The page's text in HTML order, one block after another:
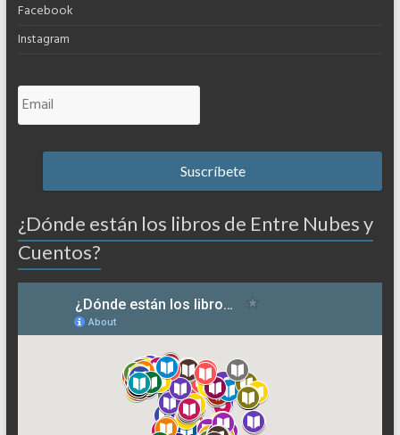
Facebook
Instagram
¿Dónde están los libros de Entre Nubes y
Cuentos?